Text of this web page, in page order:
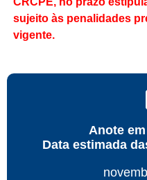
sujeito às penalidades
vigente.
Anote
Data estimada